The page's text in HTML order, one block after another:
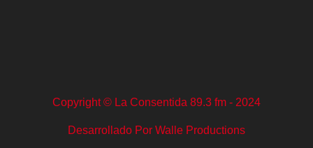
Copyright © La Consentida 89.3 fm - 2024
Desarrollado Por Walle Productions